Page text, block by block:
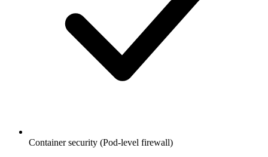
Container security (Pod-level firewall)